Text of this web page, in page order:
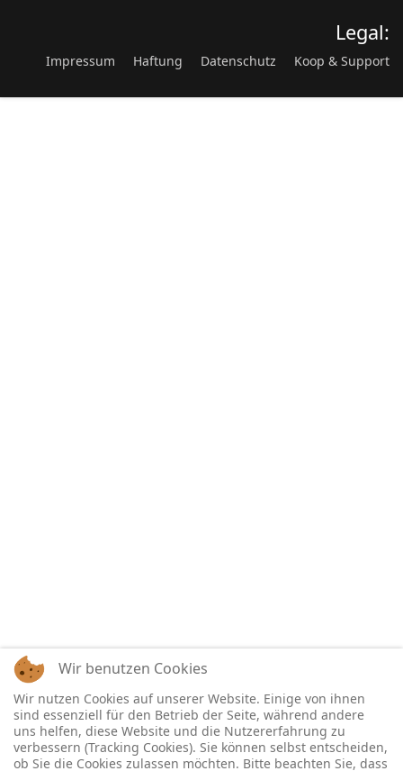
Legal:
Impressum Haftung Datenschutz Koop & Support
Wir benutzen Cookies
Wir nutzen Cookies auf unserer Website. Einige von ihnen
sind essenziell für den Betrieb der Seite, während andere
uns helfen, diese Website und die Nutzererfahrung zu
verbessern (Tracking Cookies). Sie können selbst entscheiden,
ob Sie die Cookies zulassen möchten. Bitte beachten Sie, dass